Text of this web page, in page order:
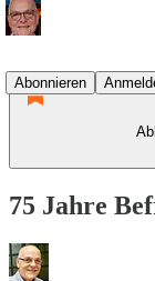
Abonnieren
75 Jahre